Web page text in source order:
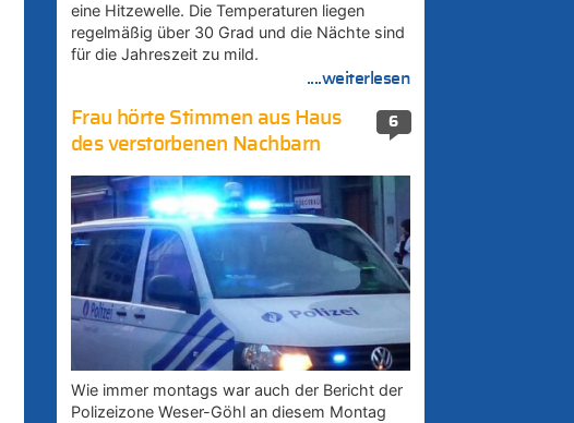
eine Hitzewelle. Die Temperaturen liegen
regelmäßig über 30 Grad und die Nächte sind
für die Jahreszeit zu mild.
....weiterlesen
6
Frau hörte Stimmen aus Haus
des verstorbenen Nachbarn
Wie immer montags war auch der Bericht der
Polizeizone Weser-Göhl an diesem Montag